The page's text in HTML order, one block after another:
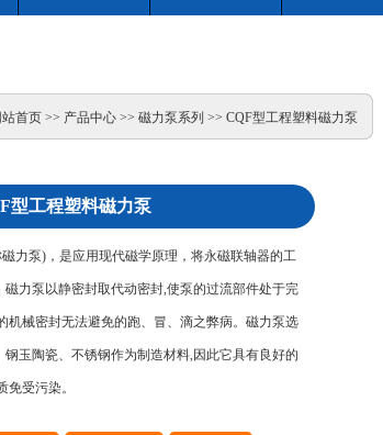
首页 >> 产品中心 >> 磁力泵系列 >> CQF型工程塑料磁力泵
型工程塑料磁力泵
力泵)，是应用现代磁学原理，将永磁联轴器的工
力泵以静密封取代动密封,使泵的过流部件处于完
机械密封无法避免的跑、冒、滴之弊病。磁力泵选
玉陶瓷、不锈钢作为制造材料,因此它具有良好的
受污染。